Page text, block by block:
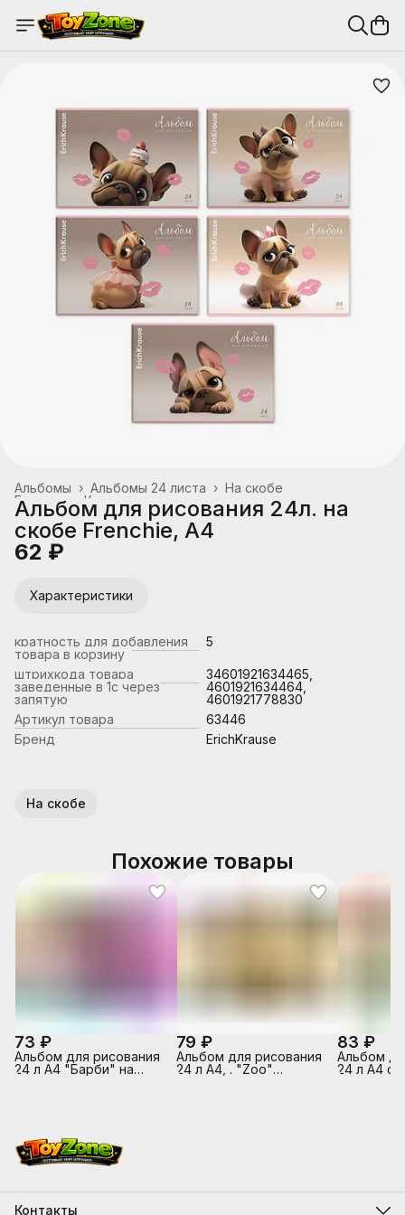
На скобе
Альбомы 24 листа ›
Альбомы ›
Канцтовары, школьные принадлежности
Главная
Альбом для рисования 24л. на
скобе Frenchie, А4
62 ₽
Характеристики
кратность для добавления
товара в корзину
5
штрихкода товара
заведенные в 1с через
запятую
34601921634465,
4601921634464,
4601921778830
Артикул товара
63446
Бренд
ErichKrause
На скобе
Похожие товары
73 ₽
Альбом для рисования
24 л А4 "Барби" на
79 ₽
Альбом для рисования
24 л А4, . "Zoo"
83 ₽
Альбом
24 л А4
Контакты